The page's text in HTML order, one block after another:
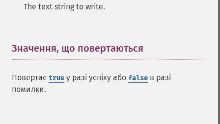
The text string to write.
Значення, що повертаються
Повертає true у разі успіху або false в разі
помилки.